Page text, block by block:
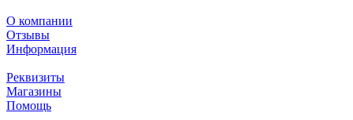
О компании
Отзывы
Информация
Реквизиты
Магазины
Помощь